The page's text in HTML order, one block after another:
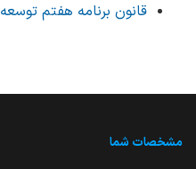
قانون برنامه هفتم توسعه
مشخصات شما